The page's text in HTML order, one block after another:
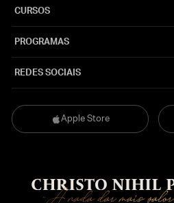
Apple Store
CURSOS
PROGRAMAS
REDES SOCIAIS